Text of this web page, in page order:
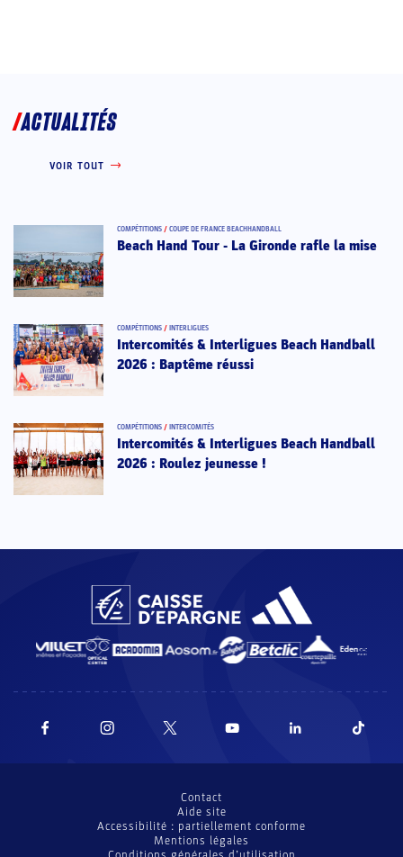
ACTUALITÉS
VOIR TOUT
COMPÉTITIONS / COUPE DE FRANCE BEACHHANDBALL
Beach Hand Tour - La Gironde rafle la mise
COMPÉTITIONS / INTERLIGUES
Intercomités & Interligues Beach Handball
2026 : Baptême réussi
COMPÉTITIONS / INTERCOMITÉS
Intercomités & Interligues Beach Handball
2026 : Roulez jeunesse !
Contact
Aide site
Accessibilité : partiellement conforme
Mentions légales